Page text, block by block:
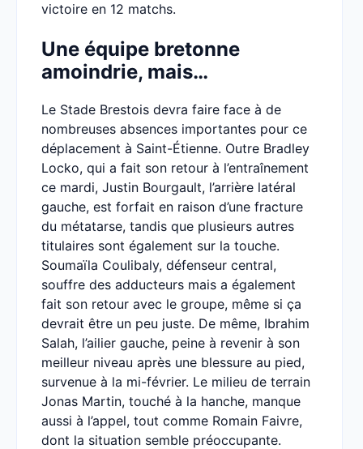
victoire en 12 matchs.
Une équipe bretonne
amoindrie, mais…
Le Stade Brestois devra faire face à de
nombreuses absences importantes pour ce
déplacement à Saint-Étienne. Outre Bradley
Locko, qui a fait son retour à l’entraînement
ce mardi, Justin Bourgault, l’arrière latéral
gauche, est forfait en raison d’une fracture
du métatarse, tandis que plusieurs autres
titulaires sont également sur la touche.
Soumaïla Coulibaly, défenseur central,
souffre des adducteurs mais a également
fait son retour avec le groupe, même si ça
devrait être un peu juste. De même, Ibrahim
Salah, l’ailier gauche, peine à revenir à son
meilleur niveau après une blessure au pied,
survenue à la mi-février. Le milieu de terrain
Jonas Martin, touché à la hanche, manque
aussi à l’appel, tout comme Romain Faivre,
dont la situation semble préoccupante.